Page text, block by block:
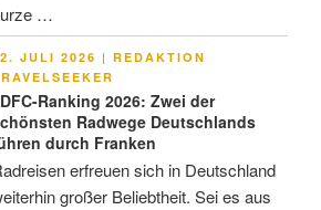
…
JULI 2026 | REDAKTION
Ranking 2026: Zwei der
Radwege Deutschlands
durch Franken
erfreuen sich in Deutschland
großer Beliebtheit. Sei es aus